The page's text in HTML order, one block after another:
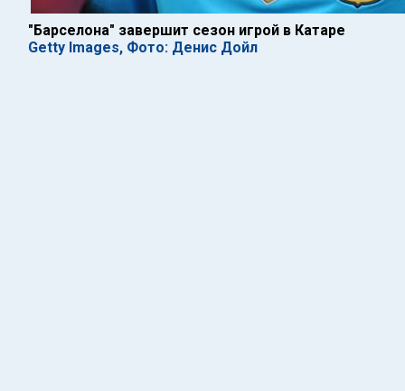
"Барселона" завершит сезон игрой в Катаре
Getty Images, Фото: Денис Дойл